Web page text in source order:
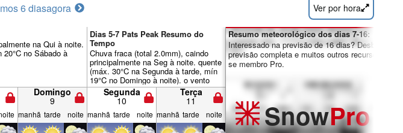
6 diasagora Ver por hora
na Qui à noite.
no Sábado à
Dias 5-7 Pats Peak Resumo do
Tempo
Chuva fraca (total 2.0mm), caindo
principalmente na Seg à noite. quente
(máx. 30°C na Segunda à tarde, mín
19°C no Domingo à noite). o vento
será geralmente fraco.
Domingo
9
Segunda
10
Terça
11
manhã tarde noite manhã tarde noite manhã tarde noite
Resumo meteorológico dos dias 7-16:
Interessado na previsão de 16 dias? Desbloqueie
previsão completa e muitos outros recursos ao
se membro Pro.
SnowPro